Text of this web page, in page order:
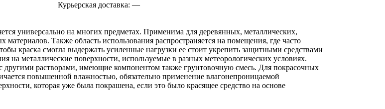
Курьерская доставка: —
универсально на многих предметах. Применима для деревянных, металлических,
Также область использования распространяется на помещения, где часто
краска смогла выдержать усиленные нагрузки ее стоит укрепить защитными средствами
на металлические поверхности, используемые в разных метеорологических условиях.
другими растворами, имеющие компонентом также грунтовочную смесь. Для покрасочных
повышенной влажностью, обязательно применение влагонепроницаемой
которая уже была покрашена, если это было красящее средство на основе